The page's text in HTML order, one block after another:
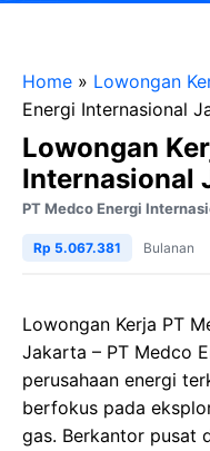
Home » Lowongan
Energi Internasional
Lowongan
Internasional
PT Medco Energi
Rp 5.067.381 Bulanan
Lowongan Kerja PT
Jakarta – PT Medco
perusahaan energi
berfokus pada
gas. Berkantor pusat